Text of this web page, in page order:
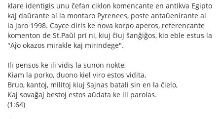
klare identigis unu ĉefan ciklon komencante en antikva Egipto
kaj daŭrante al la montaro Pyrenees, poste antaŭenirante al
la jaro 1998. Cayce diris ke nova korpo aperos, referencante
komenton de St.Paŭl pri ni, kiuj ĉiuj ŝanĝiĝos, kio eble estus la
"Aĵo okazos mirakle kaj mirindege".
Ili pensos ke ili vidis la sunon nokte,
Kiam la porko, duono kiel viro estos vidita,
Bruo, kantoj, militoj kiuj ŝajnas batali sin en la ĉielo,
Kaj sovaĝaj bestoj estos aŭdata ke ili parolas.
(1:64)